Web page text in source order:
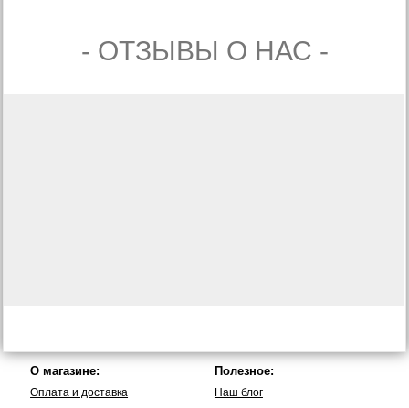
- ОТЗЫВЫ О НАС -
О магазине:
Оплата и доставка
Полезное:
Наш блог